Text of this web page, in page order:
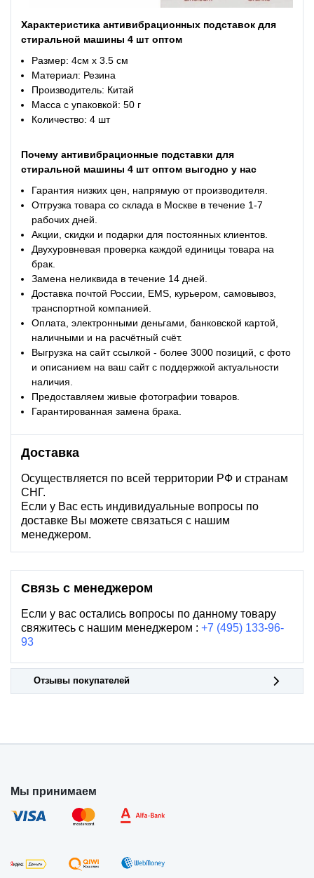
Характеристика антивибрационных подставок для
стиральной машины 4 шт оптом
Размер: 4см х 3.5 см
Материал: Резина
Производитель: Китай
Масса с упаковкой: 50 г
Количество: 4 шт
Почему антивибрационные подставки для
стиральной машины 4 шт оптом выгодно у нас
Гарантия низких цен, напрямую от производителя.
Отгрузка товара со склада в Москве в течение 1-7
рабочих дней.
Акции, скидки и подарки для постоянных клиентов.
Двухуровневая проверка каждой единицы товара на
брак.
Замена неликвида в течение 14 дней.
Доставка почтой России, EMS, курьером, самовывоз,
транспортной компанией.
Оплата, электронными деньгами, банковской картой,
наличными и на расчётный счёт.
Выгрузка на сайт ссылкой - более 3000 позиций, с фото
и описанием на ваш сайт с поддержкой актуальности
наличия.
Предоставляем живые фотографии товаров.
Гарантированная замена брака.
Доставка
Осуществляется по всей территории РФ и странам
СНГ.
Если у Вас есть индивидуальные вопросы по
доставке Вы можете связаться с нашим
менеджером.
Связь с менеджером
Если у вас остались вопросы по данному товару
свяжитесь с нашим менеджером : +7 (495) 133-96-
93
Отзывы покупателей
Мы принимаем